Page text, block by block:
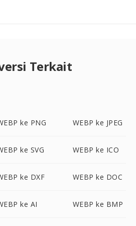
Terkait
ke PNG WEBP ke JPEG
ke SVG WEBP ke ICO
ke DXF WEBP ke DOC
ke AI WEBP ke BMP